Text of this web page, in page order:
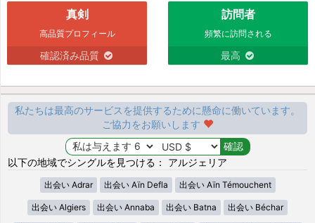
真剣
高品質プロフィール
確認済み品質
訪問者
頻繁に訪問される
最高
私たちは最高のサービスを提供するために懸命に働いています。
ご協力をお願いします
以下の地域でシングルを見つける： アルジェリア
出会い Adrar 出会い Aïn Defla 出会い Aïn Témouchent
出会い Algiers 出会い Annaba 出会い Batna 出会い Béchar